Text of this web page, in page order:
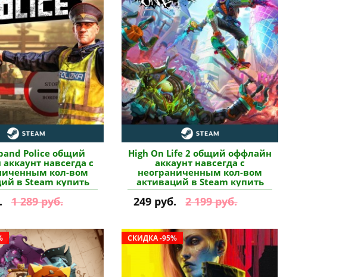
Police общий
навсегда с
кол-вом
в Steam купить
1 289 руб.
High On Life 2 общий оффлайн
аккаунт навсегда с
неограниченным кол-вом
активаций в Steam купить
249 руб. 2 199 руб.
СКИДКА -95%